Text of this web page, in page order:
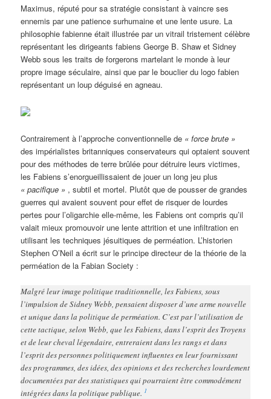
Maximus, réputé pour sa stratégie consistant à vaincre ses
ennemis par une patience surhumaine et une lente usure. La
philosophie fabienne était illustrée par un vitrail tristement célèbre
représentant les dirigeants fabiens George B. Shaw et Sidney
Webb sous les traits de forgerons martelant le monde à leur
propre image séculaire, ainsi que par le bouclier du logo fabien
représentant un loup déguisé en agneau.
Contrairement à l’approche conventionnelle de « force brute »
des impérialistes britanniques conservateurs qui optaient souvent
pour des méthodes de terre brûlée pour détruire leurs victimes,
les Fabiens s’enorgueillissaient de jouer un long jeu plus
« pacifique » , subtil et mortel. Plutôt que de pousser de grandes
guerres qui avaient souvent pour effet de risquer de lourdes
pertes pour l’oligarchie elle-même, les Fabiens ont compris qu’il
valait mieux promouvoir une lente attrition et une infiltration en
utilisant les techniques jésuitiques de perméation. L’historien
Stephen O’Neil a écrit sur le principe directeur de la théorie de la
perméation de la Fabian Society :
Malgré leur image politique traditionnelle, les Fabiens, sous
l’impulsion de Sidney Webb, pensaient disposer d’une arme nouvelle
et unique dans la politique de perméation. C’est par l’utilisation de
cette tactique, selon Webb, que les Fabiens, dans l’esprit des Troyens
et de leur cheval légendaire, entreraient dans les rangs et dans
l’esprit des personnes politiquement influentes en leur fournissant
des programmes, des idées, des opinions et des recherches lourdement
documentées par des statistiques qui pourraient être commodément
intégrées dans la politique publique. 1